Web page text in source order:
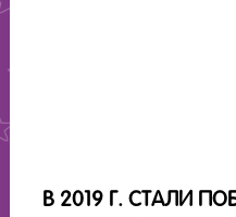
В 2019 Г. СТАЛИ